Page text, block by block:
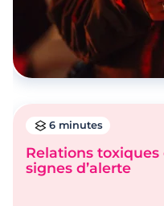
6 minutes
Relations
signes d’alerte